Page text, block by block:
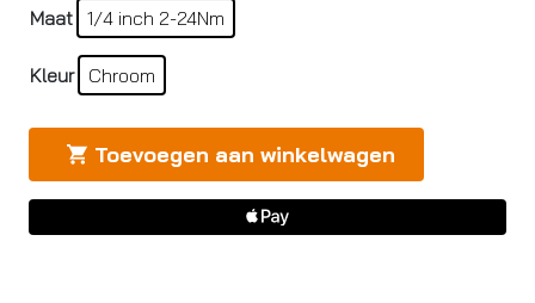
Maat 1/4 inch 2-24Nm
Kleur Chroom
Toevoegen aan winkelwagen